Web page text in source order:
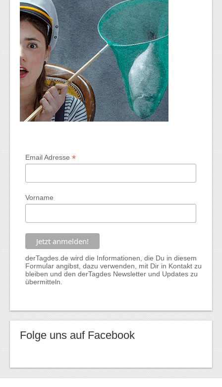
Email Adresse*
Vorname
derTagdes.de wird die Informationen, die Du in diesem
Formular angibst, dazu verwenden, mit Dir in Kontakt zu
bleiben und den derTagdes Newsletter und Updates zu
übermitteln.
Folge uns auf Facebook